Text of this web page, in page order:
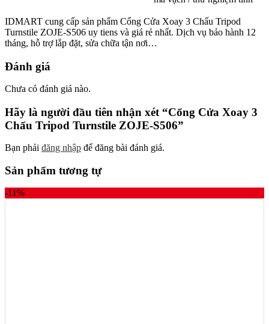
IDMART cung cấp sản phẩm Cổng Cửa Xoay 3 Chấu Tripod
Turnstile ZOJE-S506 uy tiens và giá rẻ nhất. Dịch vụ bảo hành 12
tháng, hỗ trợ lắp đặt, sửa chữa tận nơi…
Đánh giá
Chưa có đánh giá nào.
Hãy là người đầu tiên nhận xét “Cổng Cửa Xoay 3
Chấu Tripod Turnstile ZOJE-S506”
Bạn phải đăng nhập để đăng bài đánh giá.
Sản phẩm tương tự
-11%